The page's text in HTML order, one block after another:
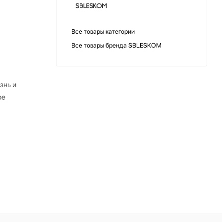
и
Все товары категории
Все товары бренда SBLESKOM